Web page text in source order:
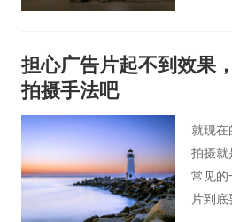
情与
节奏
描绘商
推销产
业产品
共享几
担心广告片起不到效果
拍摄手法吧
就现在
拍摄就
常见的
片到底